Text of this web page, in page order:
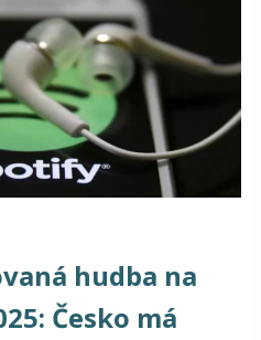
hudba na
Česko má